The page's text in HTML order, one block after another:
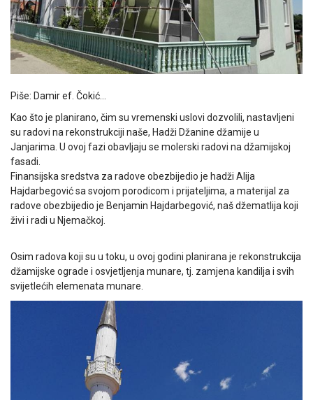
Piše: Damir ef. Čokić…
Kao što je planirano, čim su vremenski uslovi dozvolili, nastavljeni
su radovi na rekonstrukciji naše, Hadži Džanine džamije u
Janjarima. U ovoj fazi obavljaju se molerski radovi na džamijskoj
fasadi.
Finansijska sredstva za radove obezbijedio je hadži Alija
Hajdarbegović sa svojom porodicom i prijateljima, a materijal za
radove obezbijedio je Benjamin Hajdarbegović, naš džematlija koji
živi i radi u Njemačkoj.
Osim radova koji su u toku, u ovoj godini planirana je rekonstrukcija
džamijske ograde i osvjetljenja munare, tj. zamjena kandilja i svih
svijetlećih elemenata munare.